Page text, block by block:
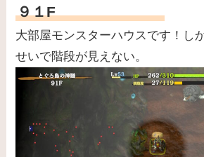
９１F
大部屋モンスターハウスです！し
せいで階段が見えない。